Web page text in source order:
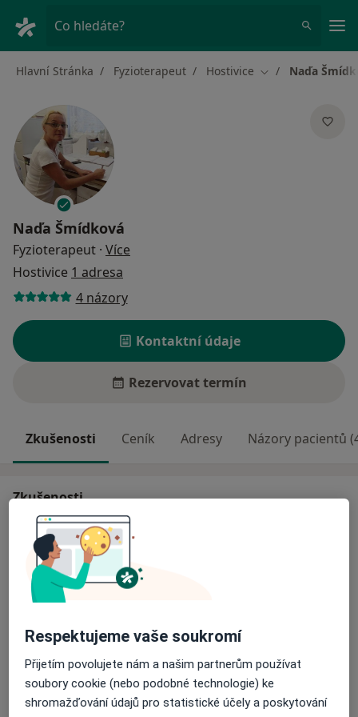
Co hledáte?
Hlavní Stránka Fyzioterapeut Hostivice Změna města
Naďa
Naďa Šmídková
Fyzioterapeut · Více
Hostivice 1 adresa
4 názory
Kontaktní údaje
Rezervovat termín
Zkušenosti Ceník Adresy Názory pacientů
Zkušenosti
Fyzioterapie Henneberg s.r.o. nabízí kvalitní
rehabilitační péči pro děti i dospělé.
Seznam nabízených procedur:
-mobilizační techniky
-reflexní masáže
-elektroléčba
-magnetoterapie
VíceO mně
Odborník na:
Fyzioterapie
Respektujeme vaše soukromí
Přijetím povolujete nám a našim partnerům používat
soubory cookie (nebo podobné technologie) ke
shromažďování údajů pro statistické účely a poskytování